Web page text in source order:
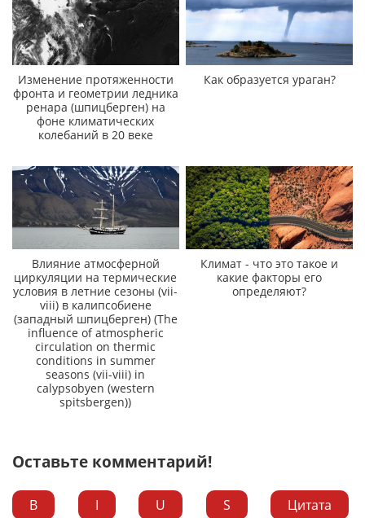
Изменение протяженности
фронта и геометрии ледника
ренара (шпицберген) на
фоне климатических
колебаний в 20 веке
Как образуется ураган?
Влияние атмосферной
циркуляции на термические
условия в летние сезоны (vii-
viii) в калипсобиене
(западный шпицберген) (The
influence of atmospheric
circulation on thermic
conditions in summer
seasons (vii-viii) in
calypsobyen (western
spitsbergen))
Климат - что это такое и
какие факторы его
определяют?
Оставьте комментарий!
B I U S Цитата